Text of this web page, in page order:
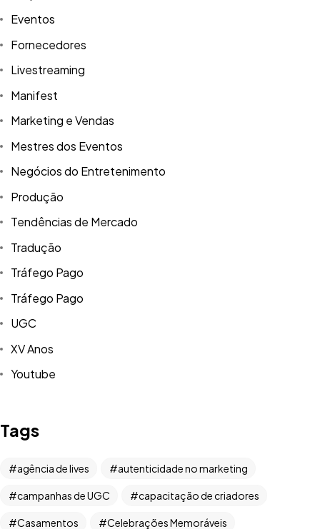
Eventos
Fornecedores
Livestreaming
Manifest
Marketing e Vendas
Mestres dos Eventos
Negócios do Entretenimento
Produção
Tendências de Mercado
Tradução
Tráfego Pago
Tráfego Pago
UGC
XV Anos
Youtube
Tags
agência de lives autenticidade no marketing
campanhas de UGC capacitação de criadores
Casamentos Celebrações Memoráveis